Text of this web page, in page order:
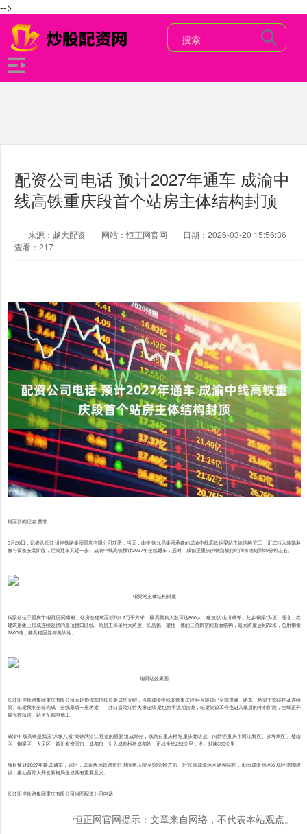
-->
配资公司电话 预计2027年通车 成渝中
线高铁重庆段首个站房主体结构封顶
来源：越大配资 网站：恒正网官网
日期：2026-03-20 15:56:36
查看：217
封面新闻记者 曹菲
3月20日，记者从长江沿岸铁路集团重庆有限公司获悉，当天，由中铁九局集团承建的成渝中线高铁铜梁站主体结构完工，正式转入装饰装
修与设备安装阶段，距离通车又近一步。成渝中线高铁预计2027年全线通车，届时，成都至重庆的铁路旅行时间将缩短到50分钟左右。
铜梁站主体结构封顶
铜梁站位于重庆市铜梁区同康村，站房总建筑面积约1.2万平方米，最高聚集人数可达800人，建筑以“山川成脊，龙乡铜梁”为设计理念，在
建筑形象上形成连续起伏的屋顶檐口曲线。站房主体采用大跨度、长悬挑、梁柱一体的三跨拱空间曲面结构，最大跨度达到72米，总用钢量
2800吨，兼具稳固性与美学性。
铜梁站效果图
长江沿岸铁路集团重庆有限公司大足指挥部指挥长黄成华介绍，当前成渝中线高铁重庆段14座隧道已全部贯通，路基、桥梁下部结构及连续
梁、箱梁预制全部完成，全线最后一座桥梁——井口嘉陵江特大桥连续梁也将于近期合龙，箱梁架设工作也进入最后的冲刺阶段，全线正开
展无砟轨道、站房及四电施工。
成渝中线高铁是我国“八纵八横”高铁网沿江通道的重要组成部分，线路自重庆枢纽重庆北站起，向西经重庆市两江新区、沙坪坝区、璧山
区、铜梁区、大足区，四川省资阳市、成都市，引入成都枢纽成都站，正线全长292公里，设计时速350公里。
项目预计2027年建成通车，届时，成渝两地铁路旅行时间将压缩至50分钟左右，对完善成渝地区路网结构，助力成渝地区双城经济圈建
设，推动西部大开发新格局形成具有重要意义。
长江沿岸铁路集团重庆有限公司供图配资公司电话
恒正网官网提示：文章来自网络，不代表本站观点。